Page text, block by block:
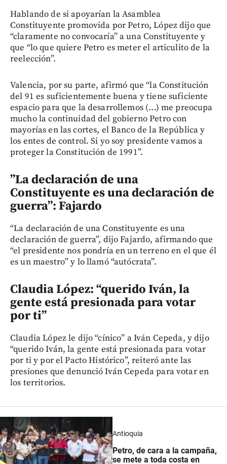
Hablando de si apoyarían la Asamblea
Constituyente promovida por Petro, López dijo que
“claramente no convocaría” a una Constituyente y
que “lo que quiere Petro es meter el articulito de la
reelección”.
Valencia, por su parte, afirmó que “la Constitución
del 91 es suficientemente buena y tiene suficiente
espacio para que la desarrollemos (...) me preocupa
mucho la continuidad del gobierno Petro con
mayorías en las cortes, el Banco de la República y
los entes de control. Si yo soy presidente vamos a
proteger la Constitución de 1991”.
”La declaración de una
Constituyente es una declaración de
guerra”: Fajardo
“La declaración de una Constituyente es una
declaración de guerra”, dijo Fajardo, afirmando que
“el presidente nos pondría en un terreno en el que él
es un maestro” y lo llamó “autócrata”.
Claudia López: “querido Iván, la
gente está presionada para votar
por ti”
Claudia López le dijo “cínico” a Iván Cepeda, y dijo
“querido Iván, la gente está presionada para votar
por ti y por el Pacto Histórico”, reiteró ante las
presiones que denunció Iván Cepeda para votar en
los territorios.
Antioquia
Petro, de cara a la campaña,
se mete a toda costa en